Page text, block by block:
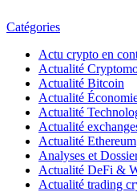
Catégories
Actu crypto en
Actualité
Actualité Bitcoin
Actualité
Actualité
Actualité
Actualité Ethereum
Analyses et
Actualité DeFi &
Actualité trading